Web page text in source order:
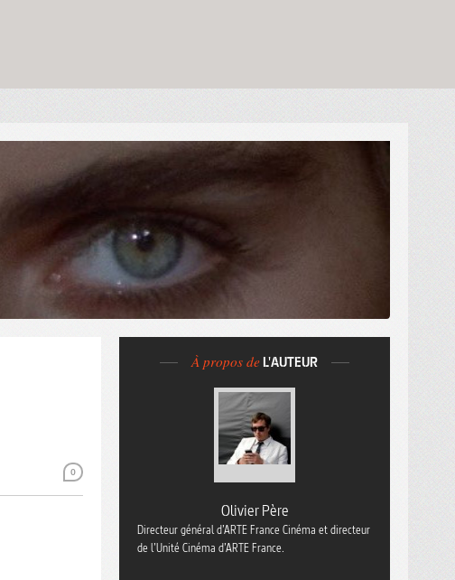
0
À propos de L'AUTEUR
Olivier Père
Directeur général d’ARTE France Cinéma et directeur
de l’Unité Cinéma d’ARTE France.